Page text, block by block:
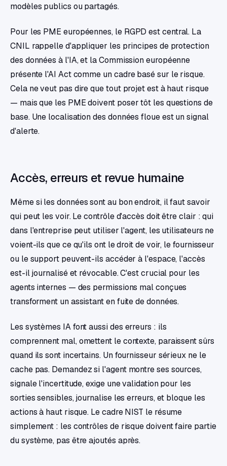
modèles publics ou partagés.
Pour les PME européennes, le RGPD est central. La
CNIL rappelle d'appliquer les principes de protection
des données à l'IA, et la Commission européenne
présente l'AI Act comme un cadre basé sur le risque.
Cela ne veut pas dire que tout projet est à haut risque
— mais que les PME doivent poser tôt les questions de
base. Une localisation des données floue est un signal
d'alerte.
Accès, erreurs et revue humaine
Même si les données sont au bon endroit, il faut savoir
qui peut les voir. Le contrôle d'accès doit être clair : qui
dans l'entreprise peut utiliser l'agent, les utilisateurs ne
voient-ils que ce qu'ils ont le droit de voir, le fournisseur
ou le support peuvent-ils accéder à l'espace, l'accès
est-il journalisé et révocable. C'est crucial pour les
agents internes — des permissions mal conçues
transforment un assistant en fuite de données.
Les systèmes IA font aussi des erreurs : ils
comprennent mal, omettent le contexte, paraissent sûrs
quand ils sont incertains. Un fournisseur sérieux ne le
cache pas. Demandez si l'agent montre ses sources,
signale l'incertitude, exige une validation pour les
sorties sensibles, journalise les erreurs, et bloque les
actions à haut risque. Le cadre NIST le résume
simplement : les contrôles de risque doivent faire partie
du système, pas être ajoutés après.